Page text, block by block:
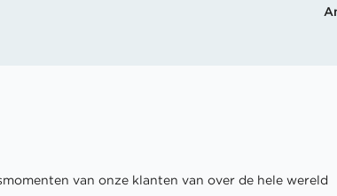
van onze klanten van over de hele wereld